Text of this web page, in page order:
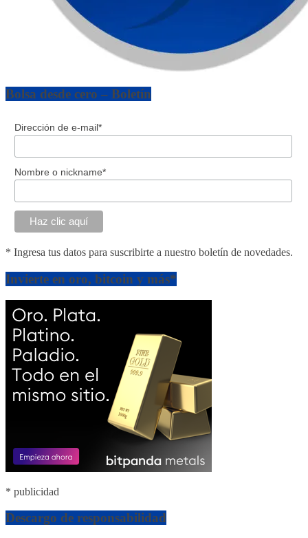
Bolsa desde cero – Boletín
Dirección de e-mail*
Nombre o nickname*
* Ingresa tus datos para suscribirte a nuestro boletín de novedades.
Invierte en oro, bitcoin y más*
* publicidad
Descargo de responsabilidad